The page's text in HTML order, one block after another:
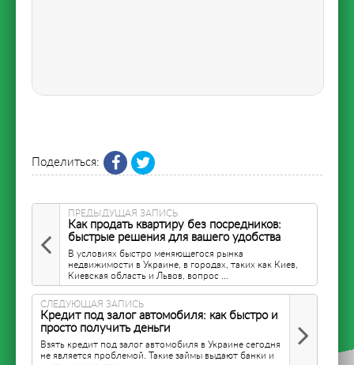
Поделиться:
ПРЕДЫДУЩАЯ ЗАПИСЬ
Как продать квартиру без посредников:
быстрые решения для вашего удобства
В условиях быстро меняющегося рынка
недвижимости в Украине, в городах, таких как Киев,
Киевская область и Львов, вопрос ...
СЛЕДУЮЩАЯ ЗАПИСЬ
Кредит под залог автомобиля: как быстро и
просто получить деньги
Взять кредит под залог автомобиля в Украине сегодня
не является проблемой. Такие займы выдают банки и